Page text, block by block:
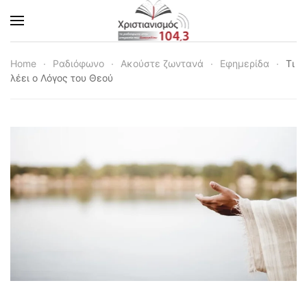
Skip to main content
Home Ραδιόφωνο Ακούστε ζωντανά Εφημερίδα
Τι
λέει ο Λόγος του Θεού